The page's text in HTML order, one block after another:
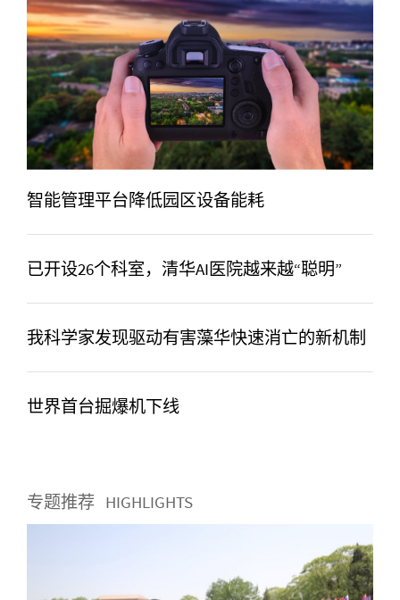
智能管理平台降低园区设备能耗
已开设26个科室，清华AI医院越来越“聪明”
我科学家发现驱动有害藻华快速消亡的新机制
世界首台掘爆机下线
专题推荐 HIGHLIGHTS